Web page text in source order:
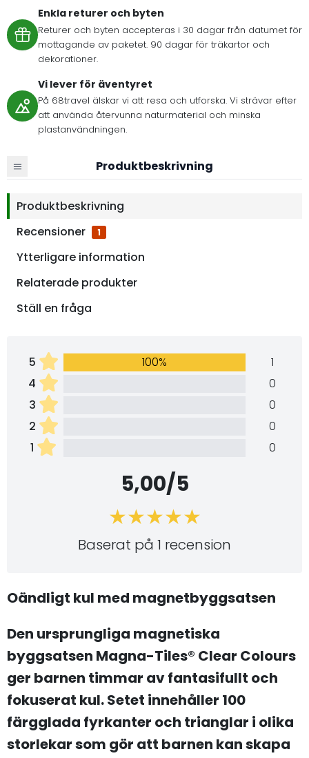
Enkla returer och byten
Returer och byten accepteras i 30 dagar från datumet för
mottagande av paketet. 90 dagar för träkartor och
dekorationer.
Vi lever för äventyret
På 68travel älskar vi att resa och utforska. Vi strävar efter
att använda återvunna naturmaterial och minska
plastanvändningen.
Produktbeskrivning
Produktbeskrivning
Recensioner
1
Ytterligare information
Relaterade produkter
Ställ en fråga
5 100%
1
4
0
3
0
2
0
1
0
5,00/5
Baserat på 1 recension
Oändligt kul med magnetbyggsatsen
Den ursprungliga magnetiska
byggsatsen Magna-Tiles® Clear Colours
ger barnen timmar av fantasifullt och
fokuserat kul. Setet innehåller 100
färgglada fyrkanter och trianglar i olika
storlekar som gör att barnen kan skapa